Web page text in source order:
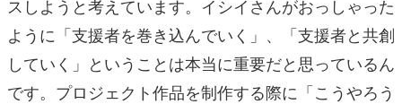
スしようと考えています。イシイさんがおっしゃった
ように「支援者を巻き込んでいく」、「支援者と共創
していく」ということは本当に重要だと思っているん
です。プロジェクト作品を制作する際に「こうやろう